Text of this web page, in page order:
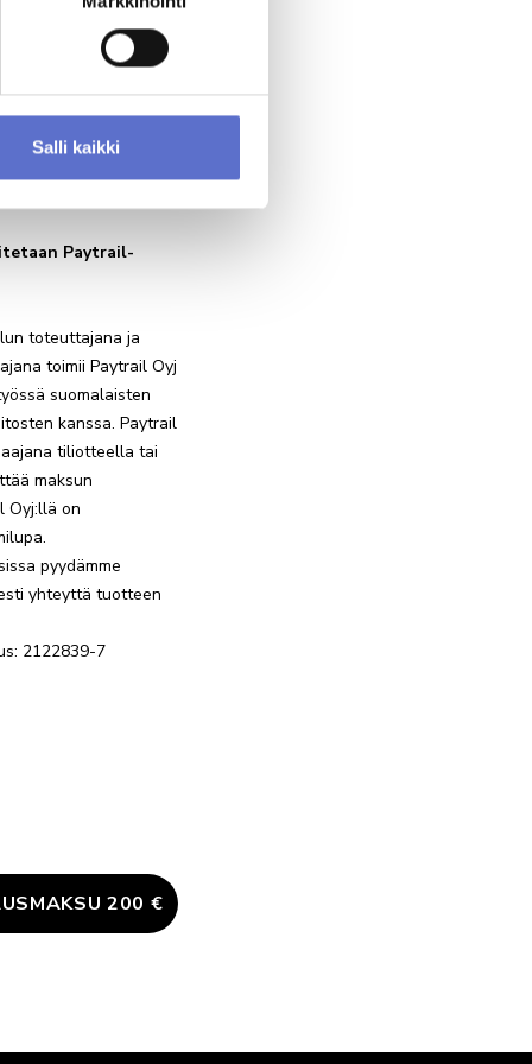
Salli kaikki
olla ostamatta autoa,
Lisätietoa
rekisteriselosteeseen
Paytrail-
toteuttajana ja
toimii Paytrail Oyj
suomalaisten
kanssa. Paytrail
tiliotteella tai
maksun
Oyj:llä on
pyydämme
yhteyttä tuotteen
2122839-7